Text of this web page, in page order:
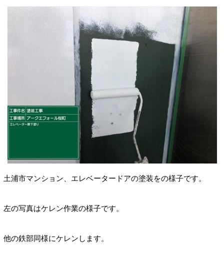
土浦市マンション、エレベータードアの塗装をの様子です。
左の写真はケレン作業の様子です。
他の鉄部同様にケレンします。